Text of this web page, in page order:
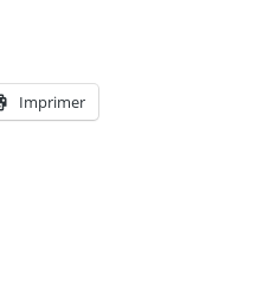
Imprimer